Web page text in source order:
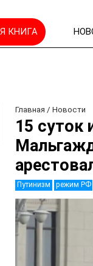
КНИГА
Главная /Новости
15 суток
Путинизм режим РФ